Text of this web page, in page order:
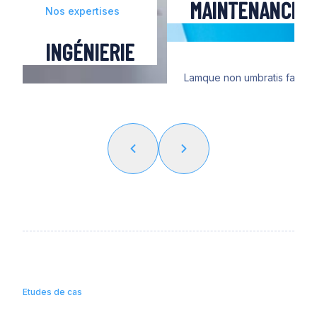
Nos expertises
INGÉNIERIE
MAINTENANCE
Lamque non umbratis
ingressusque obscuro iam
regiis indumentis
et paludamento communi,
haec nihil passurum velut
Etudes de cas